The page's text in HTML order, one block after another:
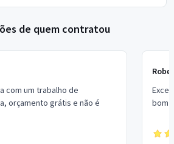
de quem contratou
com um trabalho de
orçamento grátis e não é
bom